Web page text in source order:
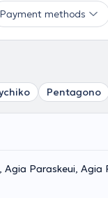
Payment methods
Pentagono
Agia Paraskeui, Agia